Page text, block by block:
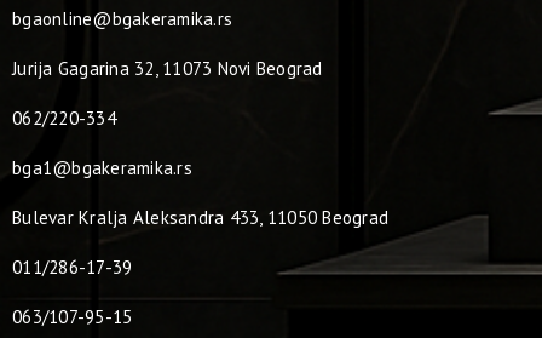
bgaonline@bgakeramika.rs
Jurija Gagarina 32, 11073 Novi Beograd
062/220-334
bga1@bgakeramika.rs
Bulevar Kralja Aleksandra 433, 11050 Beograd
011/286-17-39
063/107-95-15